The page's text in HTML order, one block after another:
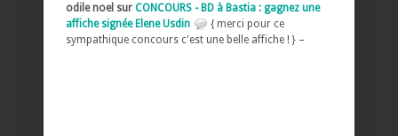
odile noel sur CONCOURS - BD à Bastia : gagnez une
affiche signée Elene Usdin
{ merci pour ce
sympathique concours c'est une belle affiche ! } –